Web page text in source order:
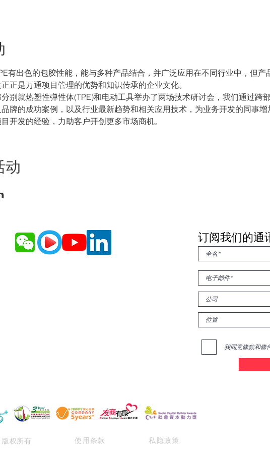
有出色的包胶性能，能与多种产品结合，并广泛应用在不同行业中，但产
正是万通项目管理的优势和知识传承的企业文化。
别就热塑性弹性体(TPE)和电动工具举办了两场技术研讨会，我们通过跨
牌的成功案例，以及行业最新趋势和相关应用技术，为业务开发的同事
开发的经验，力助客户开创更多市场商机。
动
权所有 使用条款 私隐政策
订阅我们的通
我同意條款和條